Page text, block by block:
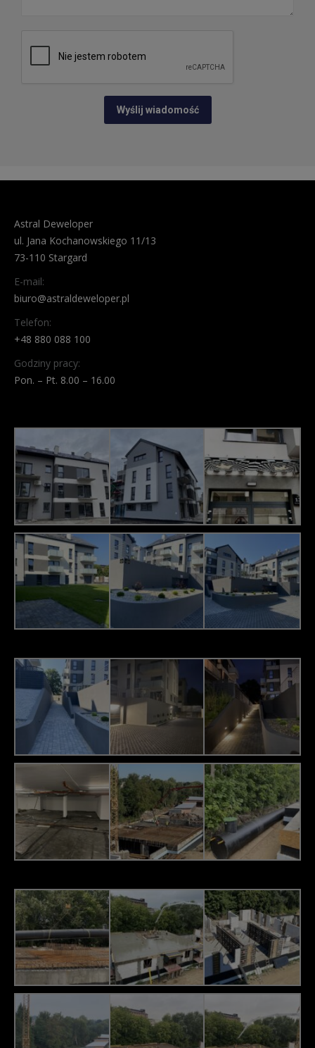
Astral Deweloper
ul. Jana Kochanowskiego 11/13
73-110 Stargard
E-mail:
biuro@astraldeweloper.pl
Telefon:
+48 880 088 100
Godziny pracy:
Pon. – Pt. 8.00 – 16.00